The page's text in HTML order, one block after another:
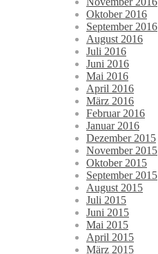
Oktober 2016
September 2016
August 2016
Juli 2016
Juni 2016
Mai 2016
April 2016
März 2016
Februar 2016
Januar 2016
Dezember 2015
November 2015
Oktober 2015
September 2015
August 2015
Juli 2015
Juni 2015
Mai 2015
April 2015
März 2015